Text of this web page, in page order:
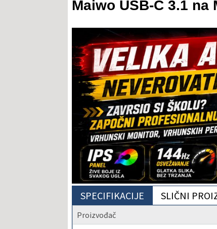
Maiwo USB-C 3.1 na
SPECIFIKACIJE SLIČNI
Proizvođač